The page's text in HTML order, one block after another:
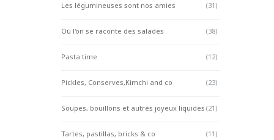
Les légumineuses sont nos amies (31)
Où l'on se raconte des salades (38)
Pasta time (12)
Pickles, Conserves,Kimchi and co (23)
Soupes, bouillons et autres joyeux liquides (21)
Tartes, pastillas, bricks & co (11)